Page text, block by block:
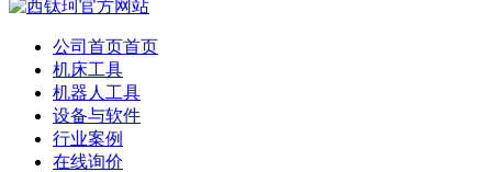
公司首页首页
机床工具
机器人工具
设备与软件
行业案例
在线询价